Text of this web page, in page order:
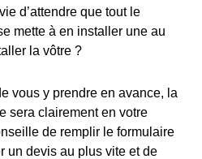
d’attendre que tout le
mette à en installer une au
la vôtre ?
vous y prendre en avance, la
sera clairement en votre
de remplir le formulaire
un devis au plus vite et de